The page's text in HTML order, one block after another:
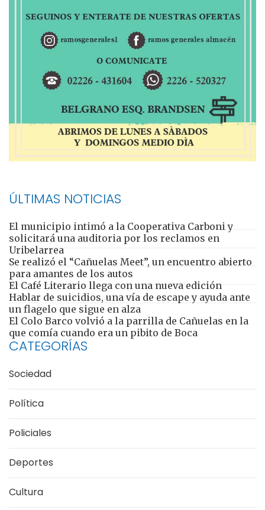
ÚLTIMAS NOTICIAS
El municipio intimó a la Cooperativa Carboni y
solicitará una auditoria por los reclamos en
Uribelarrea
Se realizó el “Cañuelas Meet”, un encuentro abierto
para amantes de los autos
El Café Literario llega con una nueva edición
Hablar de suicidios, una vía de escape y ayuda ante
un flagelo que sigue en alza
El Colo Barco volvió a la parrilla de Cañuelas en la
que comía cuando era un pibito de Boca
CATEGORÍAS
Sociedad
Política
Policiales
Deportes
Cultura